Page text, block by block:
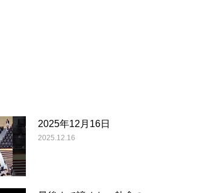
2025年12月16日
2025.12.16